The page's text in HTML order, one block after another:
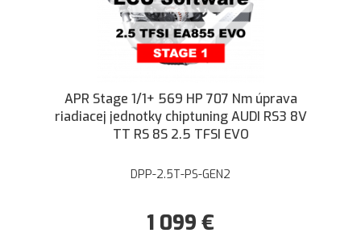
APR Stage 1/1+ 569 HP 707 Nm úprava
riadiacej jednotky chiptuning AUDI RS3 8V
TT RS 8S 2.5 TFSI EVO
DPP-2.5T-PS-GEN2
1 099 €